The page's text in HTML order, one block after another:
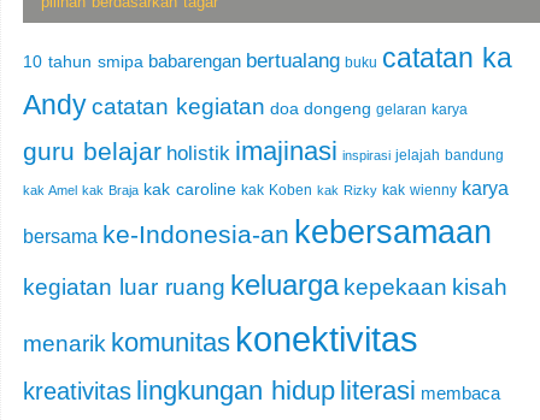
10 tahun smipa babarengan bertualang buku catatan ka
Andycatatan kegiatan doa dongeng gelaran karya
guru belajar holistik imajinasi inspirasi jelajah bandung
kak Amel kak Braja kak caroline kak Koben kak Rizky kak wienny karya
bersama ke-Indonesia-an kebersamaan
kegiatan luar ruang keluarga kepekaan kisah
menarik komunitas konektivitas
kreativitas lingkungan hidup literasi membaca